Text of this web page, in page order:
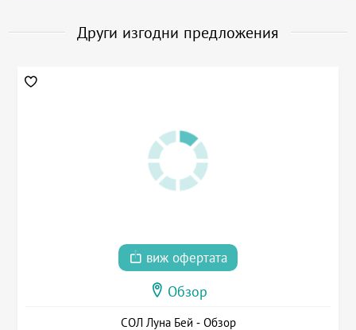
Други изгодни предложения
виж офертата
Обзор
СОЛ Луна Бей - Обзор